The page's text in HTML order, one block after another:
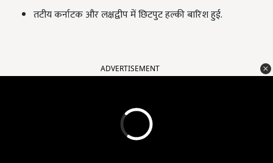
तटीय कर्नाटक और लक्षद्वीप में छिटपुट हल्की बारिश हुई.
ADVERTISEMENT